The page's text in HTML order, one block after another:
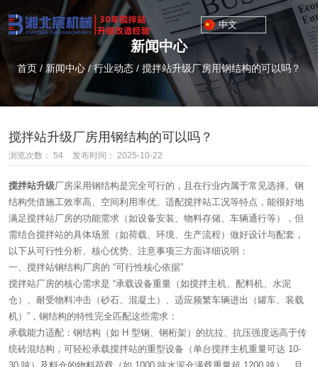
中文
新闻中心
首页 /新闻中心 /行业动态 / 搅拌站升级厂房用钢结构的可以吗？
搅拌站升级厂房用钢结构的可以吗？
浏览次数： 54 发布时间： 2025-10-22
搅拌站升级厂房采用钢结构是完全可行的，且在行业内属于常见选择。钢
结构凭借施工效率高、空间利用率优、适配搅拌站工况等特点，能很好地
满足搅拌站厂房的功能需求（如设备安装、物料存储、车辆通行等），但
需结合搅拌站的具体场景（如荷载、环境、生产流程）做好设计与配套，
以下从可行性分析、核心优势、注意事项三方面详细说明：
一、搅拌站钢结构厂房的 “可行性核心依据”
搅拌站厂房的核心需求是 “承载设备重量（如搅拌主机、配料机、水泥
仓）、耐受物料冲击（砂石、混凝土）、适应频繁车辆进出（罐车、装载
机）”，钢结构的特性完全匹配这些需求：
承载能力适配：钢结构（如 H 型钢、钢桁架）的抗拉、抗压强度远高于传
统砖混结构，可轻松承载搅拌站的重型设备（单台搅拌主机重量可达 10-